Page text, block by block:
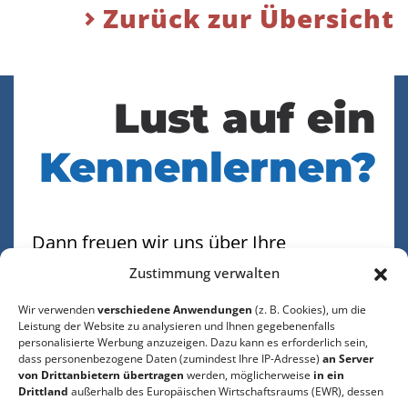
Zustimmung verwalten
Wir verwendenverschiedene Anwendungen (z. B. Cookies), um die
Leistung der Website zu analysieren und Ihnen gegebenenfalls
personalisierte Werbung anzuzeigen. Dazu kann es erforderlich sein,
dass personenbezogene Daten (zumindest Ihre IP-Adresse) an Server
von Drittanbietern übertragen werden, möglicherweise in ein
Drittland außerhalb des Europäischen Wirtschaftsraums (EWR), dessen
Zurück zur Übersicht
Lust auf ein
Kennen­lernen?
Dann freuen wir uns über Ihre
Kontaktaufnahme!
E-Mail: kontakt@teamtosse.de
Tel: +49 89 414175290
teamtosse GmbH